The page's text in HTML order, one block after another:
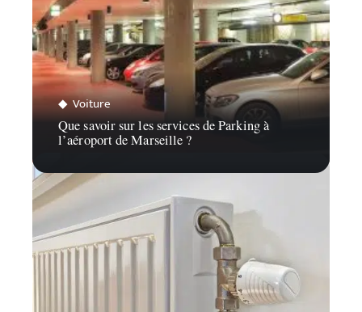
Voiture
Que savoir sur les services de Parking à
l’aéroport de Marseille ?